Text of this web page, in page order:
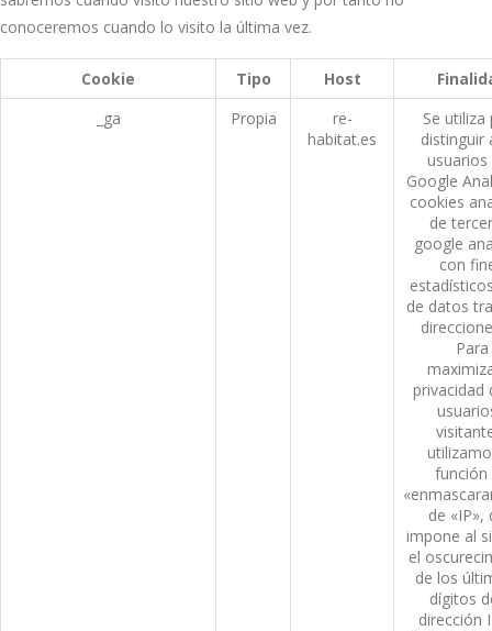
conoceremos cuando lo visito la última vez.
Cookie Tipo Host
_ga
Propia
re-
habitat.es
Se utiliza
distinguir
Google
cookies
de
google
con
de datos
Para
privacidad
función
de «IP»,
impone al
el
de los
dígitos
dirección